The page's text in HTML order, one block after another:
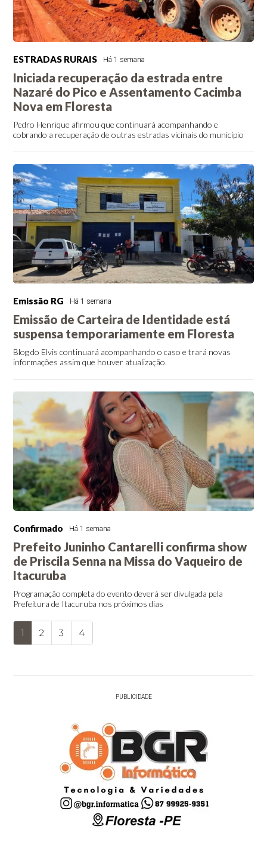
ESTRADAS RURAIS Há 1 semana
Iniciada recuperação da estrada entre
Nazaré do Pico e Assentamento Cacimba
Nova em Floresta
Pedro Henrique afirmou que continuará acompanhando e
cobrando a recuperação de outras estradas vicinais do município
Emissão RG Há 1 semana
Emissão de Carteira de Identidade está
suspensa temporariamente em Floresta
Blog do Elvis continuará acompanhando o caso e trará novas
informações assim que houver atualização.
Confirmado Há 1 semana
Prefeito Juninho Cantarelli confirma show
de Priscila Senna na Missa do Vaqueiro de
Itacuruba
Programação completa do evento deverá ser divulgada pela
Prefeitura de Itacuruba nos próximos dias
1 2 3 4
PUBLICIDADE